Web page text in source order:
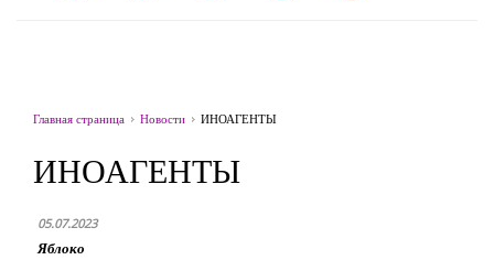
Главная страница Новости ИНОАГЕНТЫ
ИНОАГЕНТЫ
05.07.2023
Яблоко